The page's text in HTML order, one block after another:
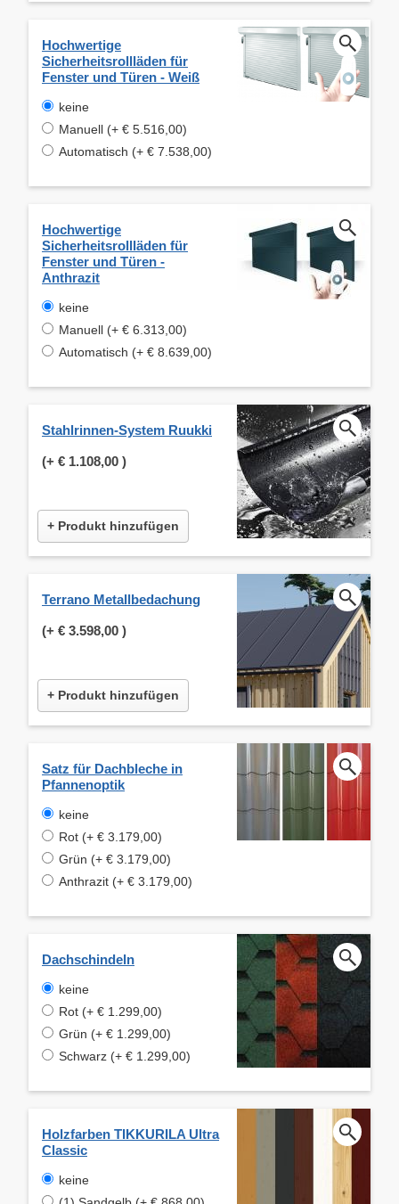
Hochwertige
Sicherheitsrollläden für
Fenster und Türen - Weiß
keine
Manuell (+ € 5.516,00)
Automatisch (+ € 7.538,00)
Hochwertige
Sicherheitsrollläden für
Fenster und Türen -
Anthrazit
keine
Manuell (+ € 6.313,00)
Automatisch (+ € 8.639,00)
Stahlrinnen-System Ruukki
(+ € 1.108,00 )
+ Produkt hinzufügen
Terrano Metallbedachung
(+ € 3.598,00 )
+ Produkt hinzufügen
Satz für Dachbleche in
Pfannenoptik
keine
Rot (+ € 3.179,00)
Grün (+ € 3.179,00)
Anthrazit (+ € 3.179,00)
Dachschindeln
keine
Rot (+ € 1.299,00)
Grün (+ € 1.299,00)
Schwarz (+ € 1.299,00)
Holzfarben TIKKURILA Ultra
Classic
keine